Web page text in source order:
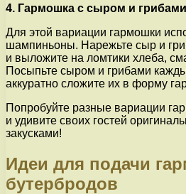
4. Гармошка с сыром и грибами
Для этой вариации гармошки
шампиньоны. Нарежьте сыр и
и выложите на ломтики хлеба,
Посыпьте сыром и грибами
аккуратно сложите их в форму
Попробуйте разные вариации
и удивите своих гостей
закусками!
Идеи для подачи
бутербродов